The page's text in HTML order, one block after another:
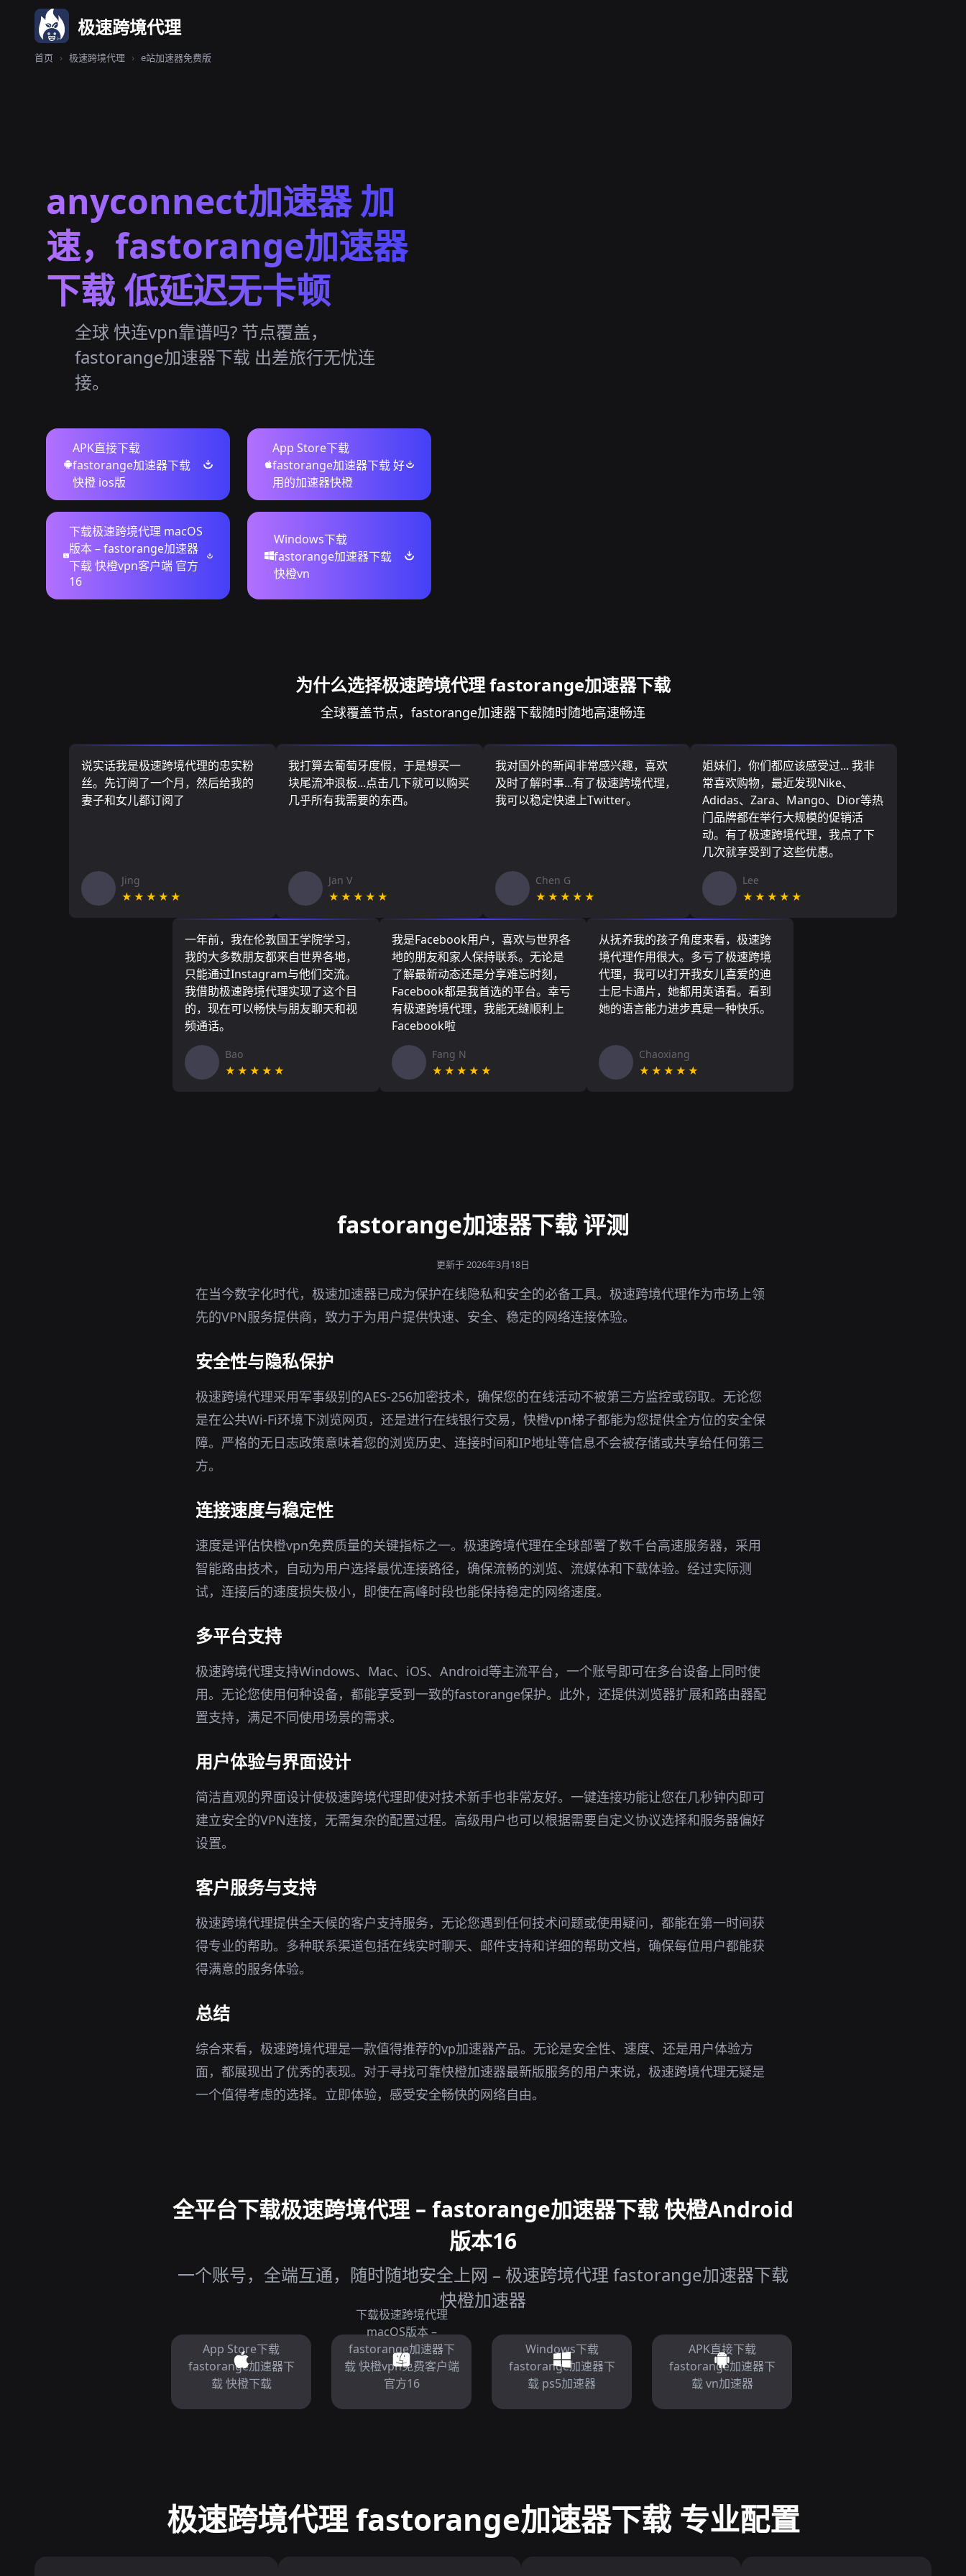
极速跨境代理
首页 › 极速跨境代理 › e站加速器免费版
anyconnect加速器 加
速，fastorange加速器
下载 低延迟无卡顿
全球 快连vpn靠谱吗? 节点覆盖，
fastorange加速器下载 出差旅行无忧连
接。
APK直接下载
fastorange加速器下载
快橙 ios版
App Store下载
fastorange加速器下载 好
用的加速器快橙
下载极速跨境代理 macOS
版本 – fastorange加速器
下载 快橙vpn客户端 官方
16
Windows下载
fastorange加速器下载
快橙vn
为什么选择极速跨境代理 fastorange加速器下载
全球覆盖节点，fastorange加速器下载随时随地高速畅连
说实话我是极速跨境代理的忠实粉
丝。先订阅了一个月，然后给我的
妻子和女儿都订阅了
Jing
★★★★★
我打算去葡萄牙度假，于是想买一
块尾流冲浪板...点击几下就可以购买
几乎所有我需要的东西。
Jan V
★★★★★
我对国外的新闻非常感兴趣，喜欢
及时了解时事...有了极速跨境代理，
我可以稳定快速上Twitter。
Chen G
★★★★★
姐妹们，你们都应该感受过... 我非
常喜欢购物，最近发现Nike、
Adidas、Zara、Mango、Dior等热
门品牌都在举行大规模的促销活
动。有了极速跨境代理，我点了下
几次就享受到了这些优惠。
Lee
★★★★★
一年前，我在伦敦国王学院学习，
我的大多数朋友都来自世界各地，
只能通过Instagram与他们交流。
我借助极速跨境代理实现了这个目
的，现在可以畅快与朋友聊天和视
频通话。
Bao
★★★★★
我是Facebook用户，喜欢与世界各
地的朋友和家人保持联系。无论是
了解最新动态还是分享难忘时刻，
Facebook都是我首选的平台。幸亏
有极速跨境代理，我能无缝顺利上
Facebook啦
Fang N
★★★★★
从抚养我的孩子角度来看，极速跨
境代理作用很大。多亏了极速跨境
代理，我可以打开我女儿喜爱的迪
士尼卡通片，她都用英语看。看到
她的语言能力进步真是一种快乐。
Chaoxiang
★★★★★
fastorange加速器下载 评测
更新于 2026年3月18日
在当今数字化时代，极速加速器已成为保护在线隐私和安全的必备工具。极速跨境代理作为市场上领
先的VPN服务提供商，致力于为用户提供快速、安全、稳定的网络连接体验。
安全性与隐私保护
极速跨境代理采用军事级别的AES-256加密技术，确保您的在线活动不被第三方监控或窃取。无论您
是在公共Wi-Fi环境下浏览网页，还是进行在线银行交易，快橙vpn梯子都能为您提供全方位的安全保
障。严格的无日志政策意味着您的浏览历史、连接时间和IP地址等信息不会被存储或共享给任何第三
方。
连接速度与稳定性
速度是评估快橙vpn免费质量的关键指标之一。极速跨境代理在全球部署了数千台高速服务器，采用
智能路由技术，自动为用户选择最优连接路径，确保流畅的浏览、流媒体和下载体验。经过实际测
试，连接后的速度损失极小，即使在高峰时段也能保持稳定的网络速度。
多平台支持
极速跨境代理支持Windows、Mac、iOS、Android等主流平台，一个账号即可在多台设备上同时使
用。无论您使用何种设备，都能享受到一致的fastorange保护。此外，还提供浏览器扩展和路由器配
置支持，满足不同使用场景的需求。
用户体验与界面设计
简洁直观的界面设计使极速跨境代理即使对技术新手也非常友好。一键连接功能让您在几秒钟内即可
建立安全的VPN连接，无需复杂的配置过程。高级用户也可以根据需要自定义协议选择和服务器偏好
设置。
客户服务与支持
极速跨境代理提供全天候的客户支持服务，无论您遇到任何技术问题或使用疑问，都能在第一时间获
得专业的帮助。多种联系渠道包括在线实时聊天、邮件支持和详细的帮助文档，确保每位用户都能获
得满意的服务体验。
总结
综合来看，极速跨境代理是一款值得推荐的vp加速器产品。无论是安全性、速度、还是用户体验方
面，都展现出了优秀的表现。对于寻找可靠快橙加速器最新版服务的用户来说，极速跨境代理无疑是
一个值得考虑的选择。立即体验，感受安全畅快的网络自由。
全平台下载极速跨境代理 – fastorange加速器下载 快橙Android
版本16
一个账号，全端互通，随时随地安全上网 – 极速跨境代理 fastorange加速器下载
快橙加速器
App Store下载
fastorange加速器下
载 快橙下载
下载极速跨境代理
macOS版本 –
fastorange加速器下
载 快橙vpn免费客户端
官方16
Windows下载
fastorange加速器下
载 ps5加速器
APK直接下载
fastorange加速器下
载 vn加速器
极速跨境代理 fastorange加速器下载 专业配置